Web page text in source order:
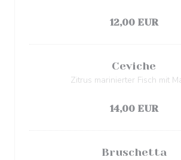
12,00 EUR
Ceviche
Zitrus marinierter Fisch mit
14,00 EUR
Bruschetta